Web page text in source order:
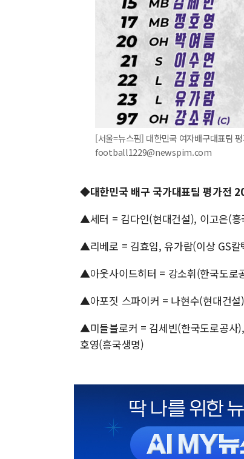
[서울=뉴스핌] 대한민국 여자배구대표팀
football1229@newspim.com
◆대한민국 배구 국가대표팀 평가전
▲세터 = 김다인(현대건설), 이고은(
▲리베로 = 김효임, 유가람(이상 GS
▲아웃사이드히터 = 강소휘(한국도로
▲아포짓 스파이커 = 나현수(현대건
▲미들블로커 = 김세빈(한국도로공사
호영(흥국생명)